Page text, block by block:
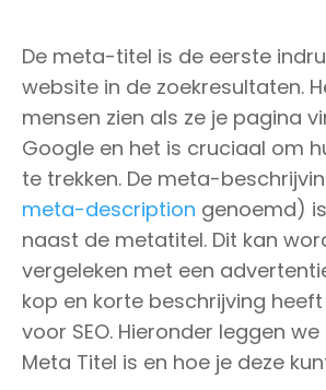
De meta-titel is de eerste
website in de zoekresultaten.
mensen zien als ze je pagina
Google en het is cruciaal om
te trekken. De meta-
meta-description genoemd)
naast de metatitel. Dit kan
vergeleken met een
kop en korte beschrijving
voor SEO. Hieronder leggen
Meta Titel is en hoe je deze